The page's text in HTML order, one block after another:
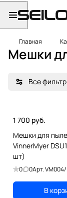
Главная
Мешки
Все
1 700 руб.
Мешки для
VinnerMyer
шт)
0 0Арт.VM004/
В